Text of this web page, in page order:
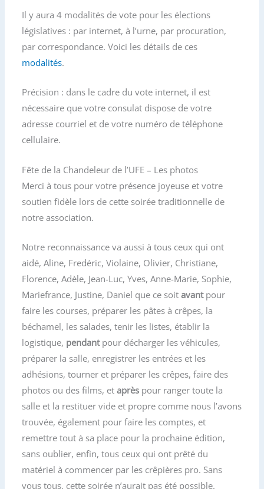
Il y aura 4 modalités de vote pour les élections
législatives : par internet, à l’urne, par procuration,
par correspondance. Voici les détails de ces
modalités.
Précision : dans le cadre du vote internet, il est
nécessaire que votre consulat dispose de votre
adresse courriel et de votre numéro de téléphone
cellulaire.
Fête de la Chandeleur de l’UFE – Les photos
Merci à tous pour votre présence joyeuse et votre
soutien fidèle lors de cette soirée traditionnelle de
notre association.
Notre reconnaissance va aussi à tous ceux qui ont
aidé, Aline, Fredéric, Violaine, Olivier, Christiane,
Florence, Adèle, Jean-Luc, Yves, Anne-Marie, Sophie,
Mariefrance, Justine, Daniel que ce soitavantpour
faire les courses, préparer les pâtes à crêpes, la
béchamel, les salades, tenir les listes, établir la
logistique, pendantpour décharger les véhicules,
préparer la salle, enregistrer les entrées et les
adhésions, tourner et préparer les crêpes, faire des
photos ou des films, etaprès pour ranger toute la
salle et la restituer vide et propre comme nous l’avons
trouvée, également pour faire les comptes, et
remettre tout à sa place pour la prochaine édition,
sans oublier, enfin, tous ceux qui ont prêté du
matériel à commencer par les crêpières pro. Sans
vous tous, cette soirée n’aurait pas été possible.